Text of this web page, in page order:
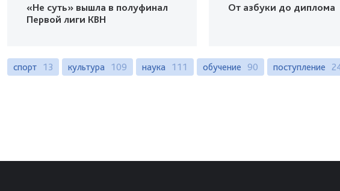
«Не суть» вышла в полуфинал
Первой лиги КВН
От азбуки до диплома
спорт 13 культура 109 наука 111 обучение 90 поступление